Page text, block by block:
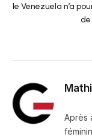
le Venezuela n’a
de
Après